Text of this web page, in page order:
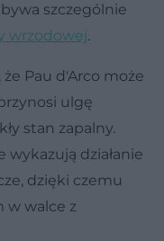
szczególnie
wrzodowej.
Pau d'Arco może
ulgę
stan zapalny.
wykazują działanie
dzięki czemu
w walce z